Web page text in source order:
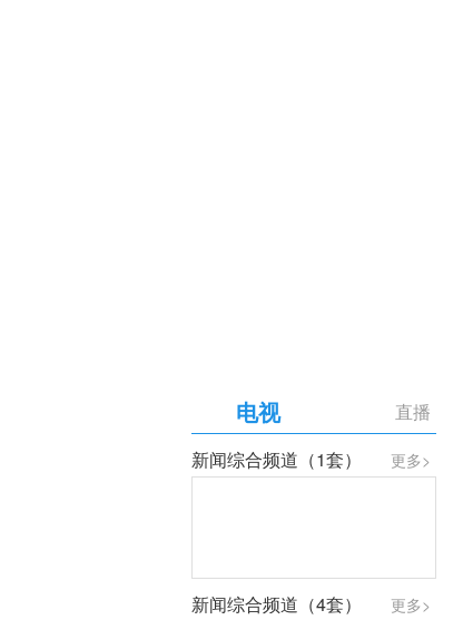
直播
电视
更多>
新闻综合频道（1套）
更多>
新闻综合频道（4套）